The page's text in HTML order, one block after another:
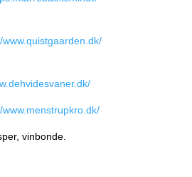
www.quistgaarden.dk/
www.menstrupkro.dk/
vinbonde.